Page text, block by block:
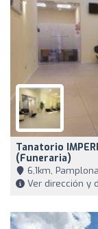
Tanatorio
(Funeraria)
6,1km, Pamplona
Ver dirección y